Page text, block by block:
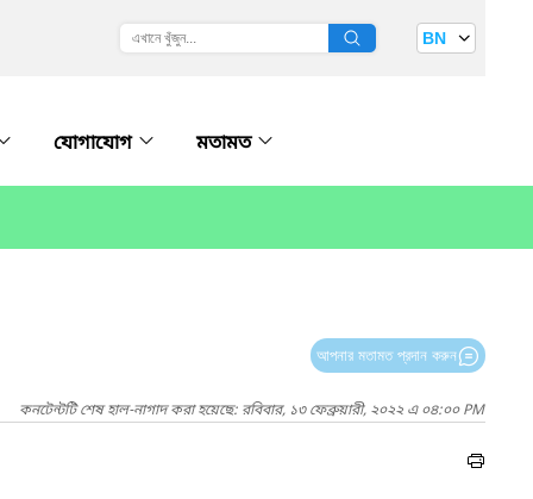
BN
যোগাযোগ মতামত
আপনার মতামত প্রদান করুন
কনটেন্টটি শেষ হাল-নাগাদ করা হয়েছে: রবিবার, ১৩ ফেব্রুয়ারী, ২০২২ এ ০৪:০০ PM